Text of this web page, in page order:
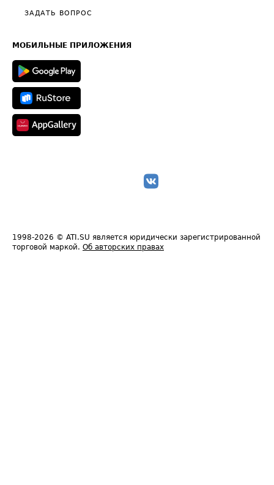
Общие положения
Полезное по перевозкам
Техническая информация
ЗАДАТЬ ВОПРОС
МОБИЛЬНЫЕ ПРИЛОЖЕНИЯ
1998-2026 © ATI.SU является юридически зарегистрированной
торговой маркой. Об авторских правах